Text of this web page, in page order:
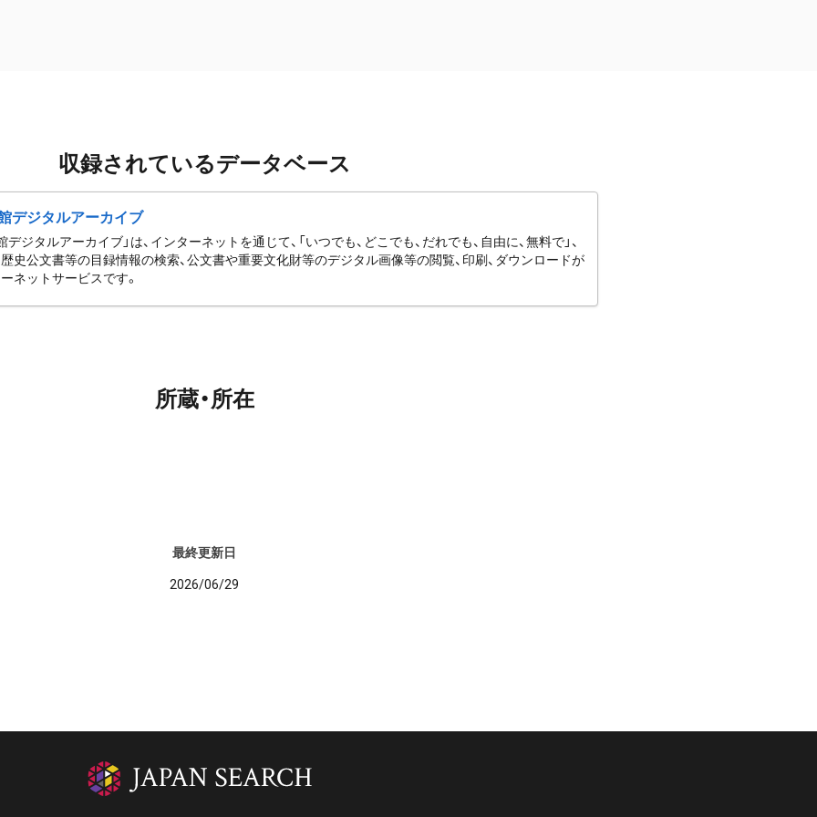
収録されているデータベース
デジタルアーカイブ
デジタルアーカイブ」は、インターネットを通じて、「いつでも、どこでも、だれでも、自由に、無料で」、
史公文書等の目録情報の検索、公文書や重要文化財等のデジタル画像等の閲覧、印刷、ダウンロードが
ネットサービスです。
所蔵・所在
最終更新日
2026/06/29